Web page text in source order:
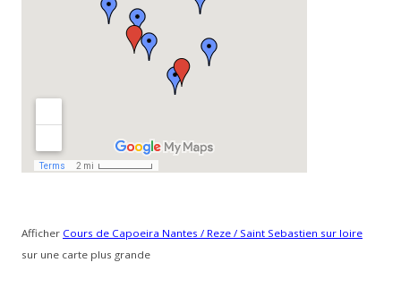
Afficher Cours de Capoeira Nantes / Reze / Saint Sebastien sur loire
sur une carte plus grande